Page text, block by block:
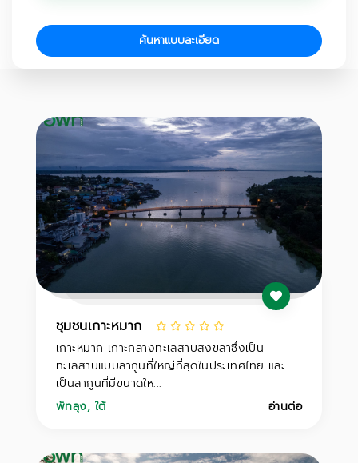
ค้นหาแบบละเอียด
ชุมชนเกาะหมาก
เกาะหมาก เกาะกลางทะเลสาบสงขลาซึ่งเป็น
ทะเลสาบแบบลากูนที่ใหญ่ที่สุดในประเทศไทย และ
เป็นลากูนที่มีขนาดให...
พัทลุง, ใต้ อ่านต่อ